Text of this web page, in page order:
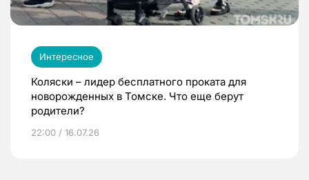
Интересное
Коляски – лидер бесплатного проката для
новорожденных в Томске. Что еще берут
родители?
22:00 / 16.07.26